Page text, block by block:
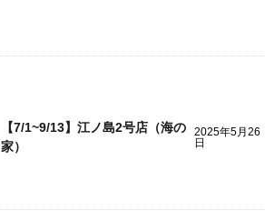
【7/1~9/13】江ノ島2号店（海の
家）
2025年5月26
日